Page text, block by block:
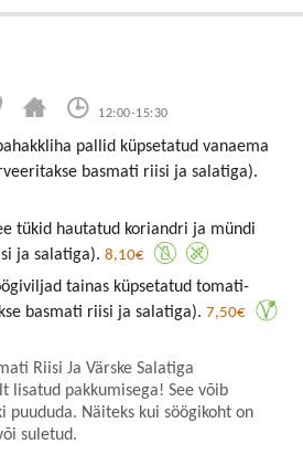
12:00-15:30
pallid küpsetatud vanaema
basmati riisi ja salatiga).
tükid hautatud koriandri ja mündi
ja salatiga). 8,10€
tainas küpsetatud tomati-
basmati riisi ja salatiga). 7,50€
Riisi Ja Värske Salatiga
lisatud pakkumisega! See võib
puududa. Näiteks kui söögikoht on
suletud.